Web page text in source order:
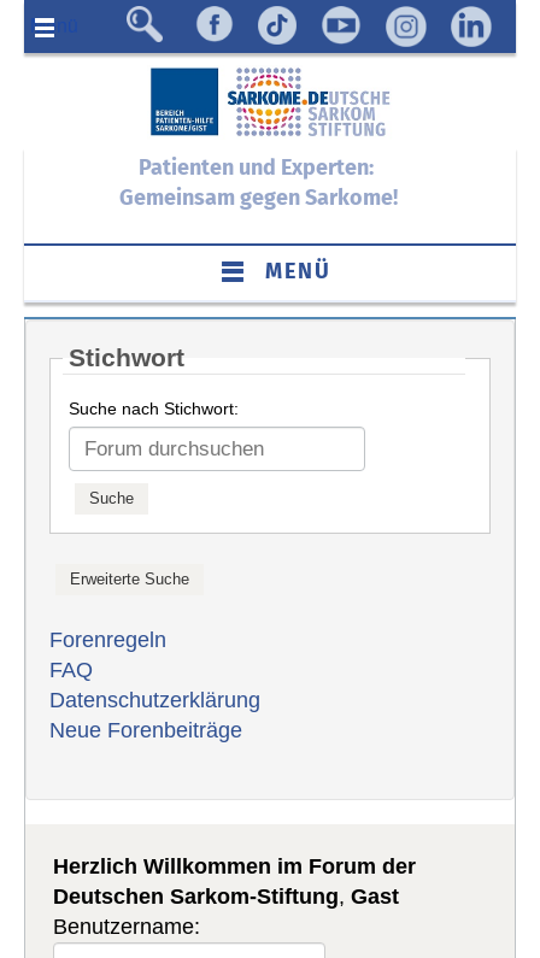
Menü
Patienten und Experten:
Gemeinsam gegen Sarkome!
MENÜ
Stichwort
Suche nach Stichwort:
Forenregeln
FAQ
Datenschutzerklärung
Neue Forenbeiträge
Herzlich Willkommen im Forum der
Deutschen Sarkom-Stiftung,Gast
Benutzername: